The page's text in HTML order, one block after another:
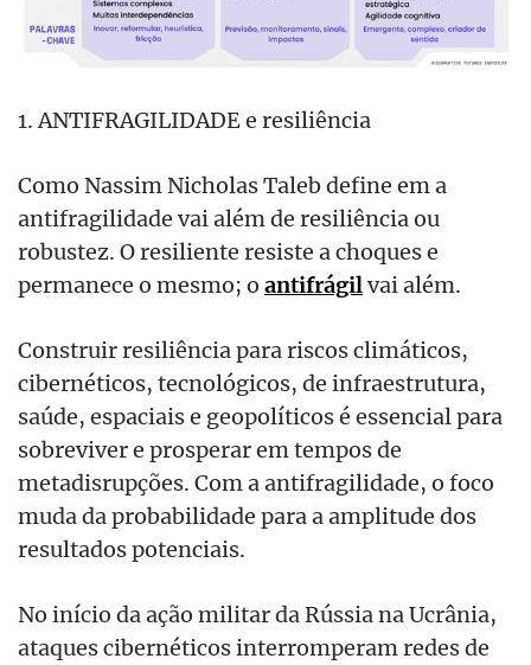
1. ANTIFRAGILIDADE e resiliência
Como Nassim Nicholas Taleb define em a
antifragilidade vai além de resiliência ou
robustez. O resiliente resiste a choques e
permanece o mesmo; o antifrágilvai além.
Construir resiliência para riscos climáticos,
cibernéticos, tecnológicos, de infraestrutura,
saúde, espaciais e geopolíticos é essencial para
sobreviver e prosperar em tempos de
metadisrupções. Com a antifragilidade, o foco
muda da probabilidade para a amplitude dos
resultados potenciais.
No início da ação militar da Rússia na Ucrânia,
ataques cibernéticos interromperam redes de